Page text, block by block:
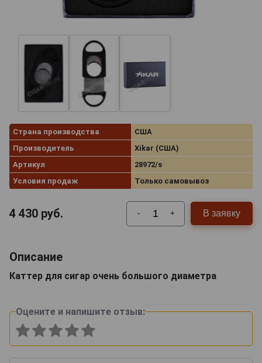
Страна производства
США
Производитель
Xikar (США)
Артикул
28972/s
Условия продаж
Только самовывоз
4 430 руб. - + В заявку
Описание
Каттер для сигар очень большого диаметра
Оцените и напишите отзыв: